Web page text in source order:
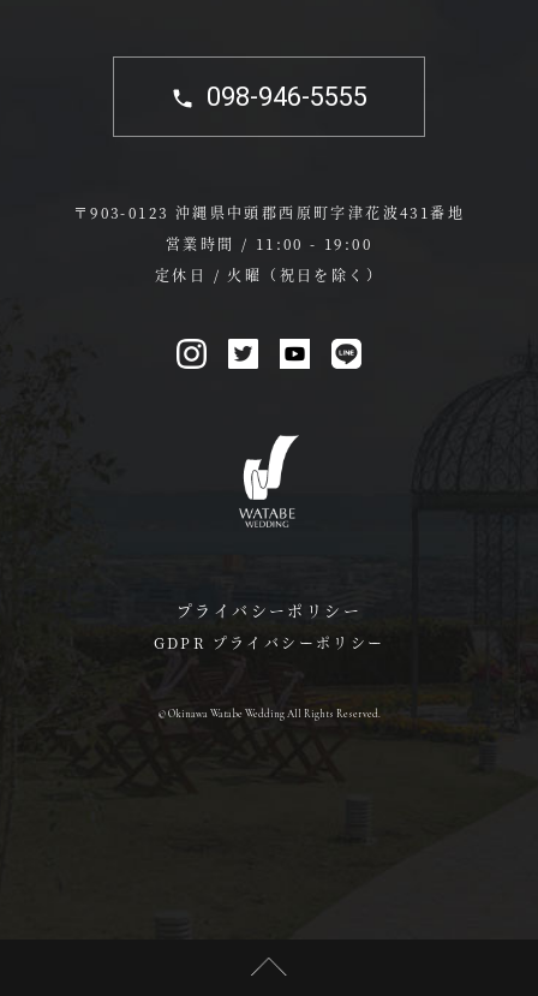
098-946-5555
〒903-0123 沖縄県中頭郡西原町字津花波431番地
営業時間 / 11:00 - 19:00
定休日 / 火曜（祝日を除く）
プライバシーポリシー
GDPR プライバシーポリシー
© Okinawa Watabe Wedding All Rights Reserved.